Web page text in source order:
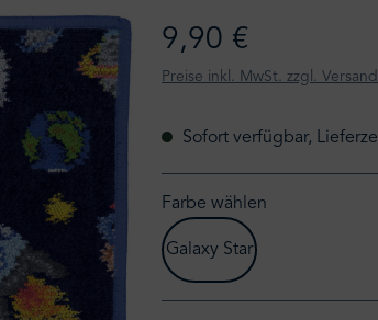
9,90 €
Preise inkl. MwSt. zzgl.
Sofort verfügbar,
Farbe wählen
Galaxy Star